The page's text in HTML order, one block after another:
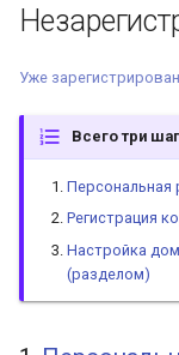
1. Персональная
2. Регистрация
корпоративного
3. Настройка
домена
Уже
Всего три
Персональная
Регистрация
Настройка
(разделом)